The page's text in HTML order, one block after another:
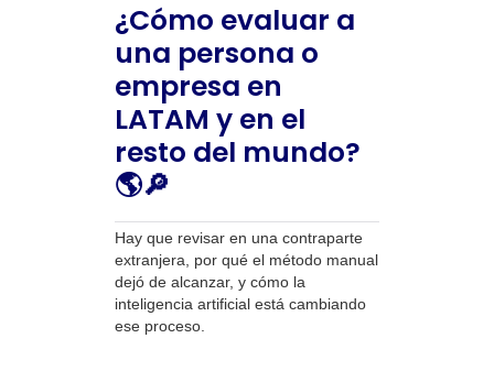
¿Cómo evaluar a
una persona o
empresa en
LATAM y en el
resto del mundo?
🌎🔎
Hay que revisar en una contraparte
extranjera, por qué el método manual
dejó de alcanzar, y cómo la
inteligencia artificial está cambiando
ese proceso.